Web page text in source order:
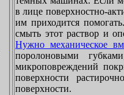
в лице поверхностно-
им приходится
смыть этот раствор и
Нужно механическое
поролоновыми
микроповреждений
поверхности
поверхности.